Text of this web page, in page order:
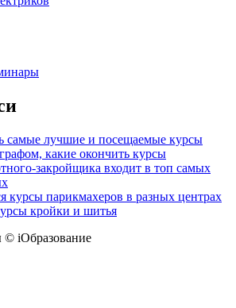
самые лучшие и посещаемые курсы
какие окончить курсы
закройщика входит в топ самых
курсы парикмахеров в разных центрах
кройки и шитья
© iОбразование